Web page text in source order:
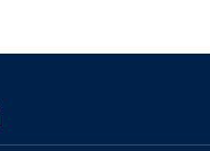
วิเคราะห์ความต้องการของ
ธิบายถึงวิธีการทำงานของแพ
ณสามารถแปลงผู้เข้าชมให้เป็